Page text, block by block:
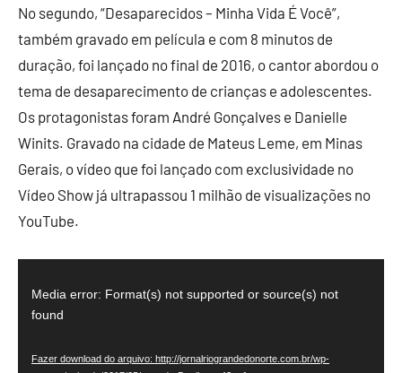
No segundo, “Desaparecidos – Minha Vida É Você”,
também gravado em película e com 8 minutos de
duração, foi lançado no final de 2016, o cantor abordou o
tema de desaparecimento de crianças e adolescentes.
Os protagonistas foram André Gonçalves e Danielle
Winits. Gravado na cidade de Mateus Leme, em Minas
Gerais, o vídeo que foi lançado com exclusividade no
Vídeo Show já ultrapassou 1 milhão de visualizações no
YouTube.
de
vídeo
Media error: Format(s) not supported or source(s) not
found
Fazer download do arquivo: http://jornalriograndedonorte.com.br/wp-